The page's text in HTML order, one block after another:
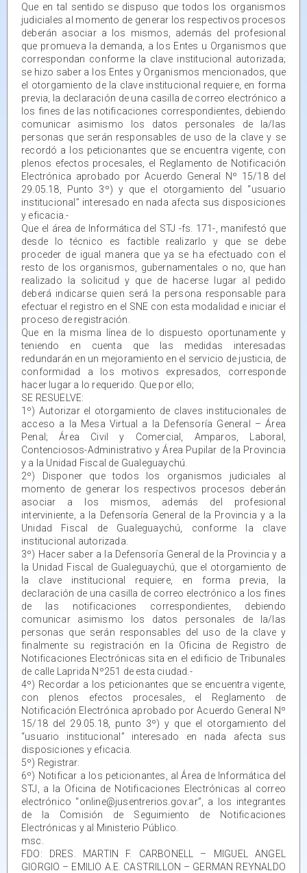
Que en tal sentido se dispuso que todos los organismos
judiciales al momento de generar los respectivos procesos
deberán asociar a los mismos, además del profesional
que promueva la demanda, a los Entes u Organismos que
correspondan conforme la clave institucional autorizada;
se hizo saber a los Entes y Organismos mencionados, que
el otorgamiento de la clave institucional requiere, en forma
previa, la declaración de una casilla de correo electrónico a
los fines de las notificaciones correspondientes, debiendo
comunicar asimismo los datos personales de la/las
personas que serán responsables de uso de la clave y se
recordó a los peticionantes que se encuentra vigente, con
plenos efectos procesales, el Reglamento de Notificación
Electrónica aprobado por Acuerdo General Nº 15/18 del
29.05.18, Punto 3º) y que el otorgamiento del “usuario
institucional” interesado en nada afecta sus disposiciones
y eficacia.-
Que el área de Informática del STJ -fs. 171-, manifestó que
desde lo técnico es factible realizarlo y que se debe
proceder de igual manera que ya se ha efectuado con el
resto de los organismos, gubernamentales o no, que han
realizado la solicitud y que de hacerse lugar al pedido
deberá indicarse quien será la persona responsable para
efectuar el registro en el SNE con esta modalidad e iniciar el
proceso de registración.
Que en la misma línea de lo dispuesto oportunamente y
teniendo en cuenta que las medidas interesadas
redundarán en un mejoramiento en el servicio de justicia, de
conformidad a los motivos expresados, corresponde
hacer lugar a lo requerido. Que por ello;
SE RESUELVE:
1º) Autorizar el otorgamiento de claves institucionales de
acceso a la Mesa Virtual a la Defensoría General – Área
Penal; Área Civil y Comercial, Amparos, Laboral,
Contenciosos-Administrativo y Área Pupilar de la Provincia
y a la Unidad Fiscal de Gualeguaychú.
2º) Disponer que todos los organismos judiciales al
momento de generar los respectivos procesos deberán
asociar a los mismos, además del profesional
interviniente, a la Defensoría General de la Provincia y a la
Unidad Fiscal de Gualeguaychú, conforme la clave
institucional autorizada.
3º) Hacer saber a la Defensoría General de la Provincia y a
la Unidad Fiscal de Gualeguaychú, que el otorgamiento de
la clave institucional requiere, en forma previa, la
declaración de una casilla de correo electrónico a los fines
de las notificaciones correspondientes, debiendo
comunicar asimismo los datos personales de la/las
personas que serán responsables del uso de la clave y
finalmente su registración en la Oficina de Registro de
Notificaciones Electrónicas sita en el edificio de Tribunales
de calle Laprida Nº251 de esta ciudad.-
4º) Recordar a los peticionantes que se encuentra vigente,
con plenos efectos procesales, el Reglamento de
Notificación Electrónica aprobado por Acuerdo General Nº
15/18 del 29.05.18, punto 3º) y que el otorgamiento del
“usuario institucional” interesado en nada afecta sus
disposiciones y eficacia.
5º) Registrar.
6º) Notificar a los peticionantes, al Área de Informática del
STJ, a la Oficina de Notificaciones Electrónicas al correo
electrónico “online@jusentrerios.gov.ar”, a los integrantes
de la Comisión de Seguimiento de Notificaciones
Electrónicas y al Ministerio Público.
msc.
FDO: DRES. MARTIN F. CARBONELL – MIGUEL ANGEL
GIORGIO – EMILIO A.E. CASTRILLON – GERMAN REYNALDO